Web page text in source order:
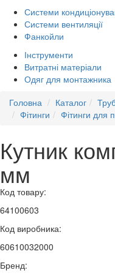
Системи
Системи вентиляції
Фанкойли
Інструменти
Витратні матеріали
Одяг для монтажника
Головна
Каталог
Фітинги
Фітинги для
Кутник
мм
Код товару:
64100603
Код виробника:
60610032000
Бренд: